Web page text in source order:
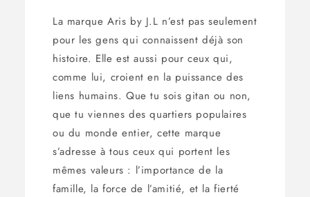
La marque Aris by J.L n’est pas seulement
pour les gens qui connaissent déjà son
histoire. Elle est aussi pour ceux qui,
comme lui, croient en la puissance des
liens humains. Que tu sois gitan ou non,
que tu viennes des quartiers populaires
ou du monde entier, cette marque
s’adresse à tous ceux qui portent les
mêmes valeurs : l’importance de la
famille, la force de l’amitié, et la fierté